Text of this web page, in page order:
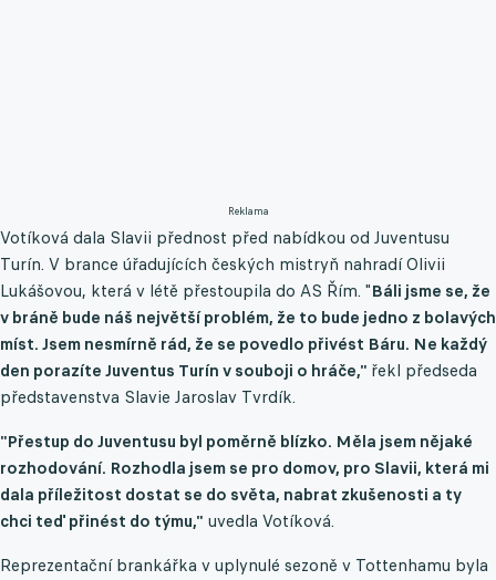
Reklama
Votíková dala Slavii přednost před nabídkou od Juventusu
Turín. V brance úřadujících českých mistryň nahradí Olivii
Lukášovou, která v létě přestoupila do AS Řím. "Báli jsme se, že
v bráně bude náš největší problém, že to bude jedno z bolavých
míst. Jsem nesmírně rád, že se povedlo přivést Báru. Ne každý
den porazíte Juventus Turín v souboji o hráče," řekl předseda
představenstva Slavie Jaroslav Tvrdík.
"Přestup do Juventusu byl poměrně blízko. Měla jsem nějaké
rozhodování. Rozhodla jsem se pro domov, pro Slavii, která mi
dala příležitost dostat se do světa, nabrat zkušenosti a ty
chci teď přinést do týmu," uvedla Votíková.
Reprezentační brankářka v uplynulé sezoně v Tottenhamu byla